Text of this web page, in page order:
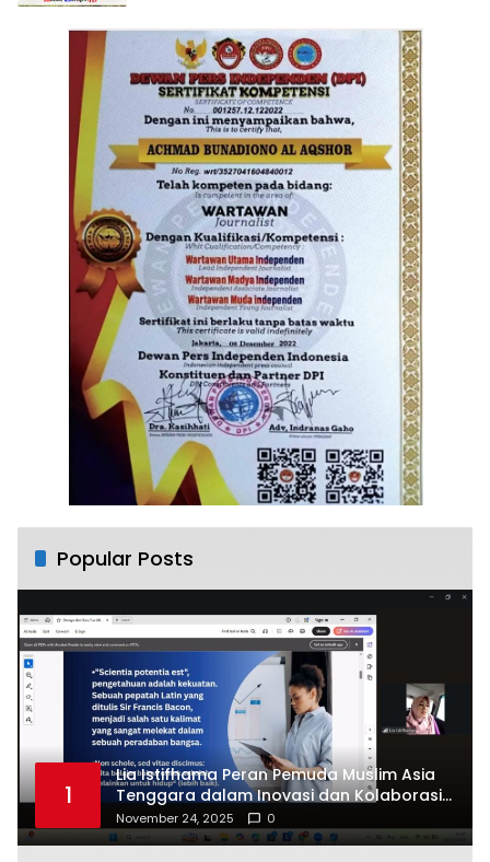
Popular Posts
1
Lia Istifhama Peran Pemuda Muslim Asia
Tenggara dalam Inovasi dan Kolaborasi
Internasional
November 24, 2025 0